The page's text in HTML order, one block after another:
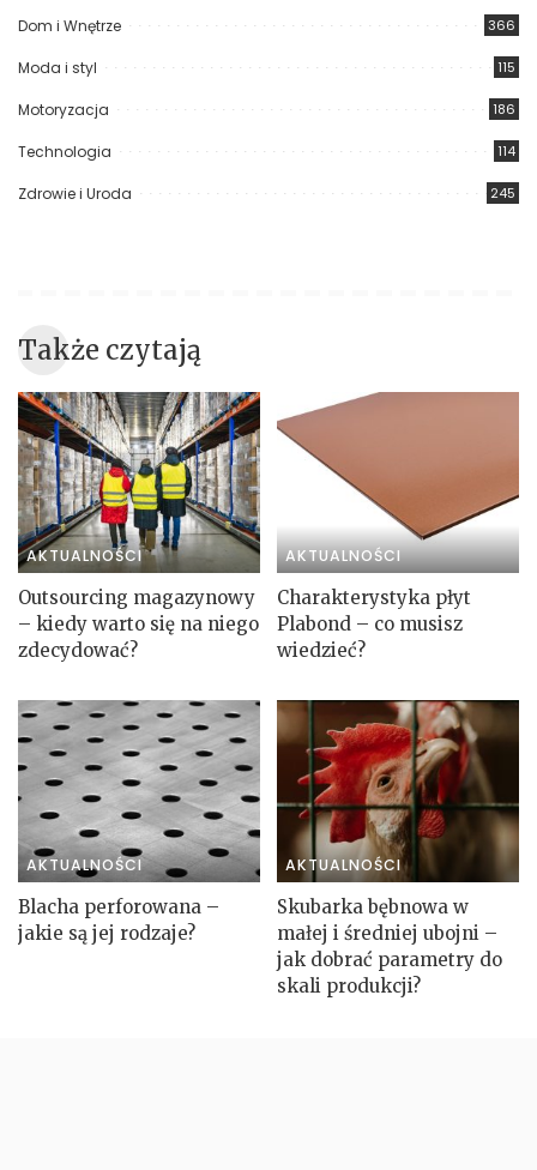
Dom i Wnętrze 366
Moda i styl 115
Motoryzacja 186
Technologia 114
Zdrowie i Uroda 245
Także czytają
AKTUALNOŚCI
Outsourcing magazynowy
– kiedy warto się na niego
zdecydować?
AKTUALNOŚCI
Charakterystyka płyt
Plabond – co musisz
wiedzieć?
AKTUALNOŚCI
Blacha perforowana –
jakie są jej rodzaje?
AKTUALNOŚCI
Skubarka bębnowa w
małej i średniej ubojni –
jak dobrać parametry do
skali produkcji?